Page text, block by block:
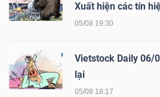
Xuất hiện các tín
05/08 19:30
Vietstock Daily 06/
lại
05/08 18:17